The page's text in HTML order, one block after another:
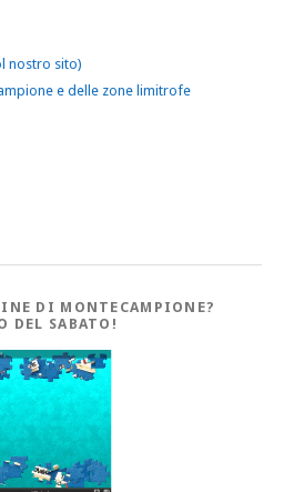
nostro sito)
e delle zone limitrofe
DI MONTECAMPIONE?
DEL SABATO!